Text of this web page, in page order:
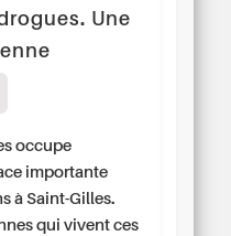
Une
occupe
importante
à Saint-Gilles.
qui vivent ces